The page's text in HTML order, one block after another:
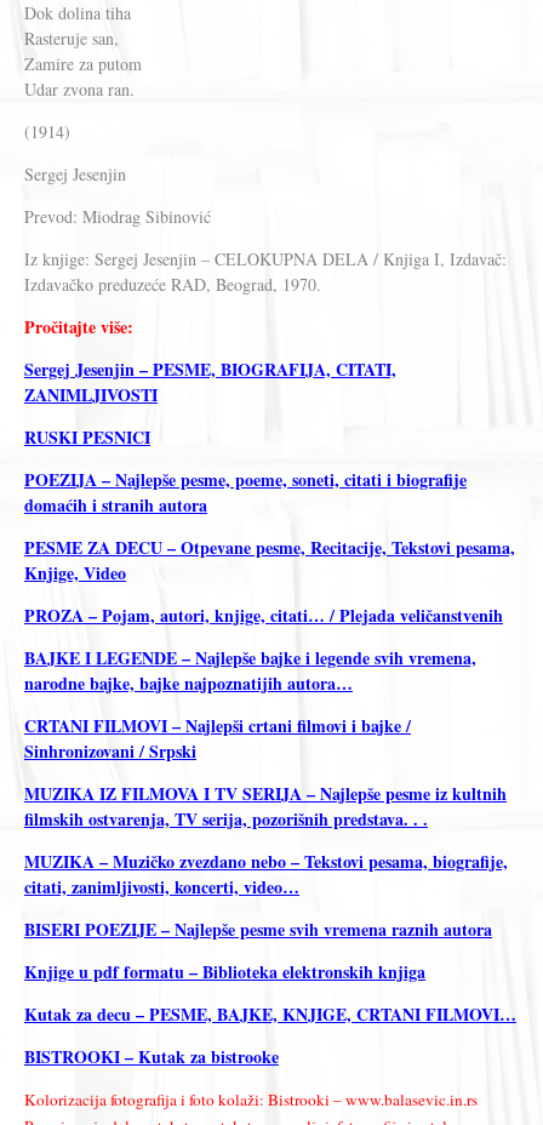
Dok dolina tiha
Rasteruje san,
Zamire za putom
Udar zvona ran.
(1914)
Sergej Jesenjin
Prevod: Miodrag Sibinović
Iz knjige: Sergej Jesenjin – CELOKUPNA DELA / Knjiga I, Izdavač:
Izdavačko preduzeće RAD, Beograd, 1970.
Pročitajte više:
Sergej Jesenjin – PESME, BIOGRAFIJA, CITATI,
ZANIMLJIVOSTI
RUSKI PESNICI
POEZIJA – Najlepše pesme, poeme, soneti, citati i biografije
domaćih i stranih autora
PESME ZA DECU – Otpevane pesme, Recitacije, Tekstovi pesama,
Knjige, Video
PROZA – Pojam, autori, knjige, citati… / Plejada veličanstvenih
BAJKE I LEGENDE – Najlepše bajke i legende svih vremena,
narodne bajke, bajke najpoznatijih autora…
CRTANI FILMOVI – Najlepši crtani filmovi i bajke /
Sinhronizovani / Srpski
MUZIKA IZ FILMOVA I TV SERIJA – Najlepše pesme iz kultnih
filmskih ostvarenja, TV serija, pozorišnih predstava. . .
MUZIKA – Muzičko zvezdano nebo – Tekstovi pesama, biografije,
citati, zanimljivosti, koncerti, video…
BISERI POEZIJE – Najlepše pesme svih vremena raznih autora
Knjige u pdf formatu – Biblioteka elektronskih knjiga
Kutak za decu – PESME, BAJKE, KNJIGE, CRTANI FILMOVI…
BISTROOKI – Kutak za bistrooke
Kolorizacija fotografija i foto kolaži: Bistrooki – www.balasevic.in.rs